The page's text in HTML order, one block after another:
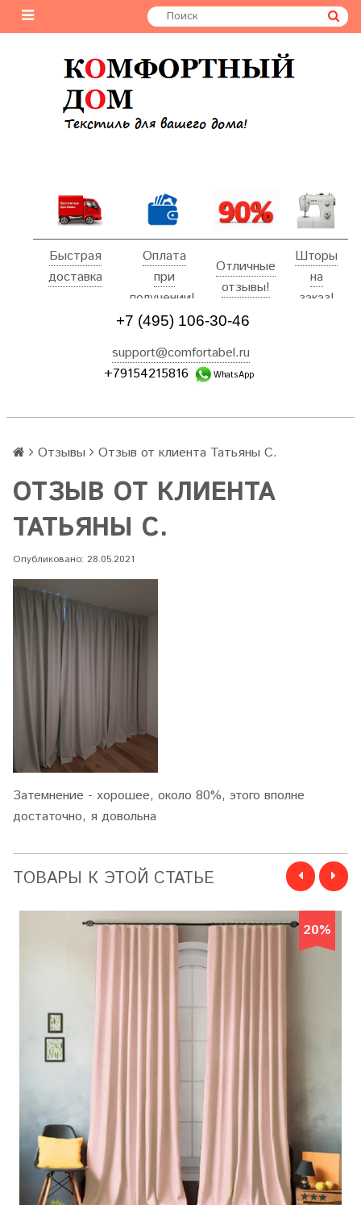
Быстрая
доставка
Оплата
при
получении!
Отличные
отзывы!
Шторы
на
заказ!
+7 (495) 106-30-46
support@comfortabel.ru
+79154215816
WhatsApp
Отзывы Отзыв от клиента Татьяны С.
ОТЗЫВ ОТ КЛИЕНТА
ТАТЬЯНЫ С.
Опубликовано: 28.05.2021
Затемнение - хорошее, около 80%, этого вполне
достаточно, я довольна
ТОВАРЫ К ЭТОЙ СТАТЬЕ
20%